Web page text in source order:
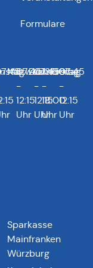
Formulare
Mittwoch
07:45
-
12:15
Uhr
Donnerstag
07:45
-
12:15
Uhr
13:00
-
18:00
Uhr
Freitag
07:45
-
12:15
Uhr
Sparkasse
Mainfranken
Würzburg